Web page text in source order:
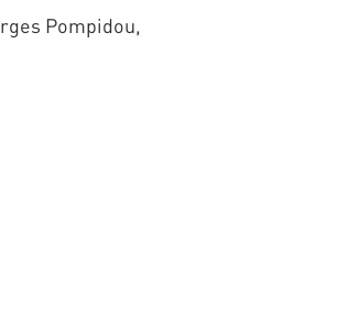
Pompidou,